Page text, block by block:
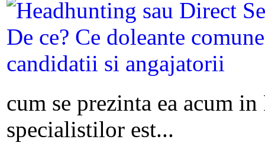
cum se prezinta ea acum
specialistilor est...